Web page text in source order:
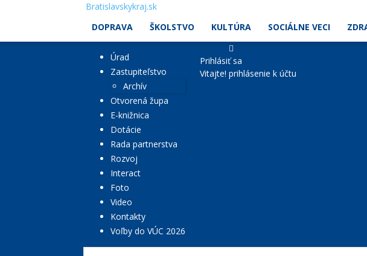
Bratislavskykraj.sk
DOPRAVA
ŠKOLSTVO KULTÚRA SOCIÁLNE VECI
Úrad
Zastupiteľstvo
Archív
Otvorená župa
E-knižnica
Dotácie
Rada partnerstva
Rozvoj
Interact
Foto
Video
Kontakty
Voľby do VÚC 2026
Prihlásiť sa
Vitajte! prihlásenie k účtu